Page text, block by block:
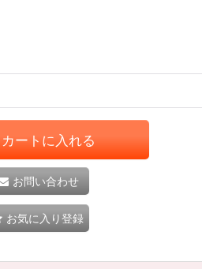
カートに入れる
お問い合わせ
お気に入り登録